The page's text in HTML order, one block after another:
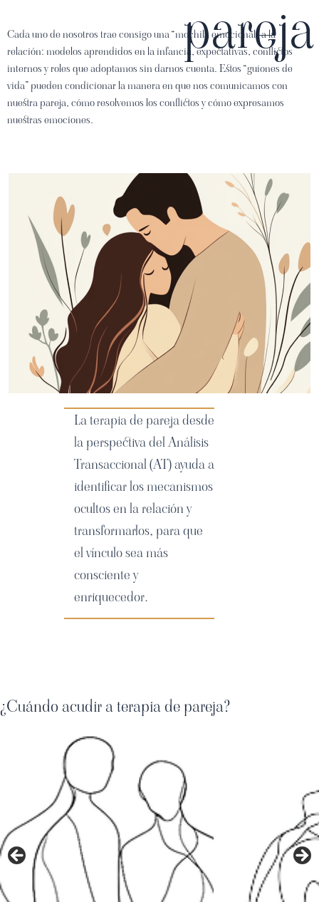
pareja
Cada uno de nosotros trae consigo una “mochila emocional” a la
relación: modelos aprendidos en la infancia, expectativas, conflictos
internos y roles que adoptamos sin darnos cuenta. Estos “guiones de
vida” pueden condicionar la manera en que nos comunicamos con
nuestra pareja, cómo resolvemos los conflictos y cómo expresamos
nuestras emociones.
La terapia de pareja desde
la perspectiva del Análisis
Transaccional (AT) ayuda a
identificar los mecanismos
ocultos en la relación y
transformarlos, para que
el vínculo sea más
consciente y
enriquecedor.
¿Cuándo acudir a terapia de pareja?